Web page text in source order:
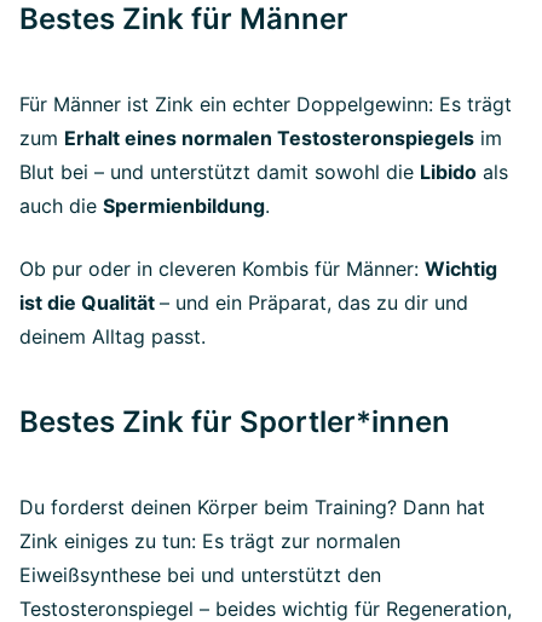
Bestes Zink für Männer
Für Männer ist Zink ein echter Doppelgewinn: Es trägt
zum Erhalt eines normalen Testosteronspiegels im
Blut bei – und unterstützt damit sowohl die Libido als
auch die Spermienbildung.
Ob pur oder in cleveren Kombis für Männer: Wichtig
ist die Qualität – und ein Präparat, das zu dir und
deinem Alltag passt.
Bestes Zink für Sportler*innen
Du forderst deinen Körper beim Training? Dann hat
Zink einiges zu tun: Es trägt zur normalen
Eiweißsynthese bei und unterstützt den
Testosteronspiegel – beides wichtig für Regeneration,